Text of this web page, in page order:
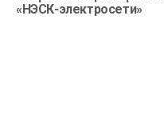
«НЭСК-электросети»